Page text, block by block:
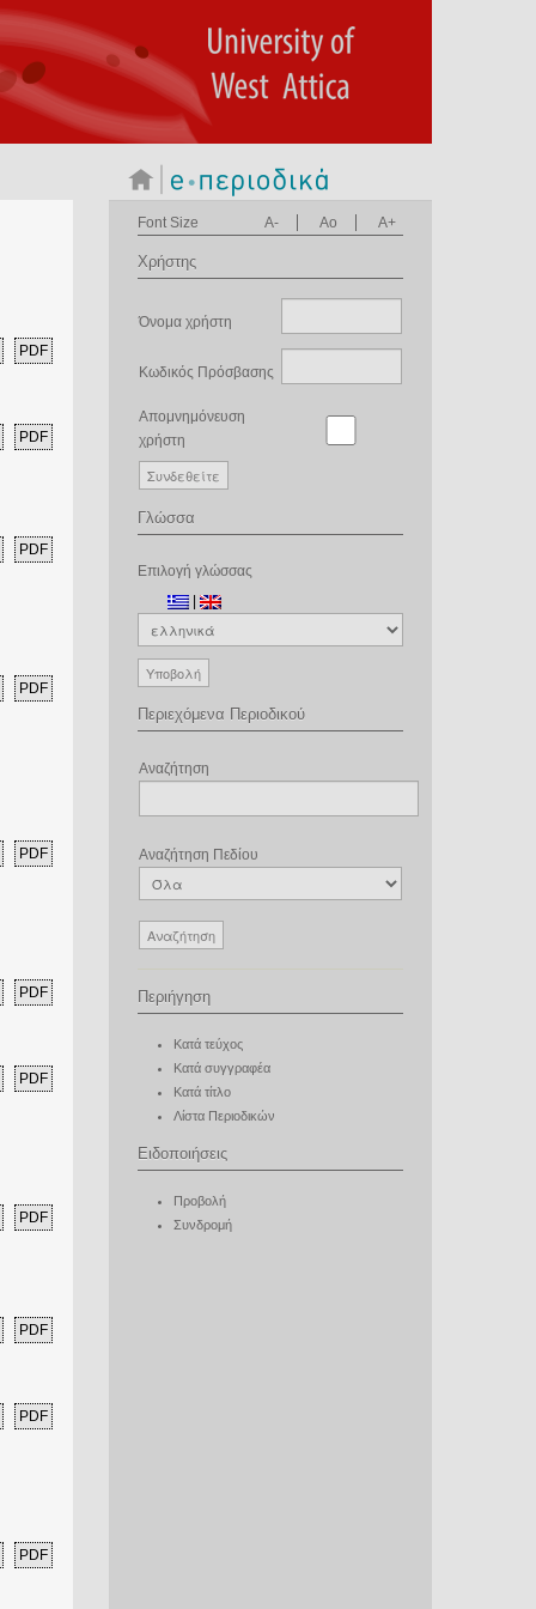
PDF
PDF
PDF
PDF
PDF
PDF
PDF
PDF
PDF
PDF
PDF
Font Size A- Ao A+
Χρήστης
Όνομα χρήστη
Κωδικός Πρόσβασης
Απομνημόνευση
χρήστη
Γλώσσα
Επιλογή γλώσσας
|
Περιεχόμενα Περιοδικού
Αναζήτηση
Αναζήτηση Πεδίου
Περιήγηση
Κατά τεύχος
Κατά συγγραφέα
Κατά τίτλο
Λίστα Περιοδικών
Ειδοποιήσεις
Προβολή
Συνδρομή